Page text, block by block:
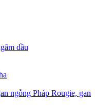
dầu